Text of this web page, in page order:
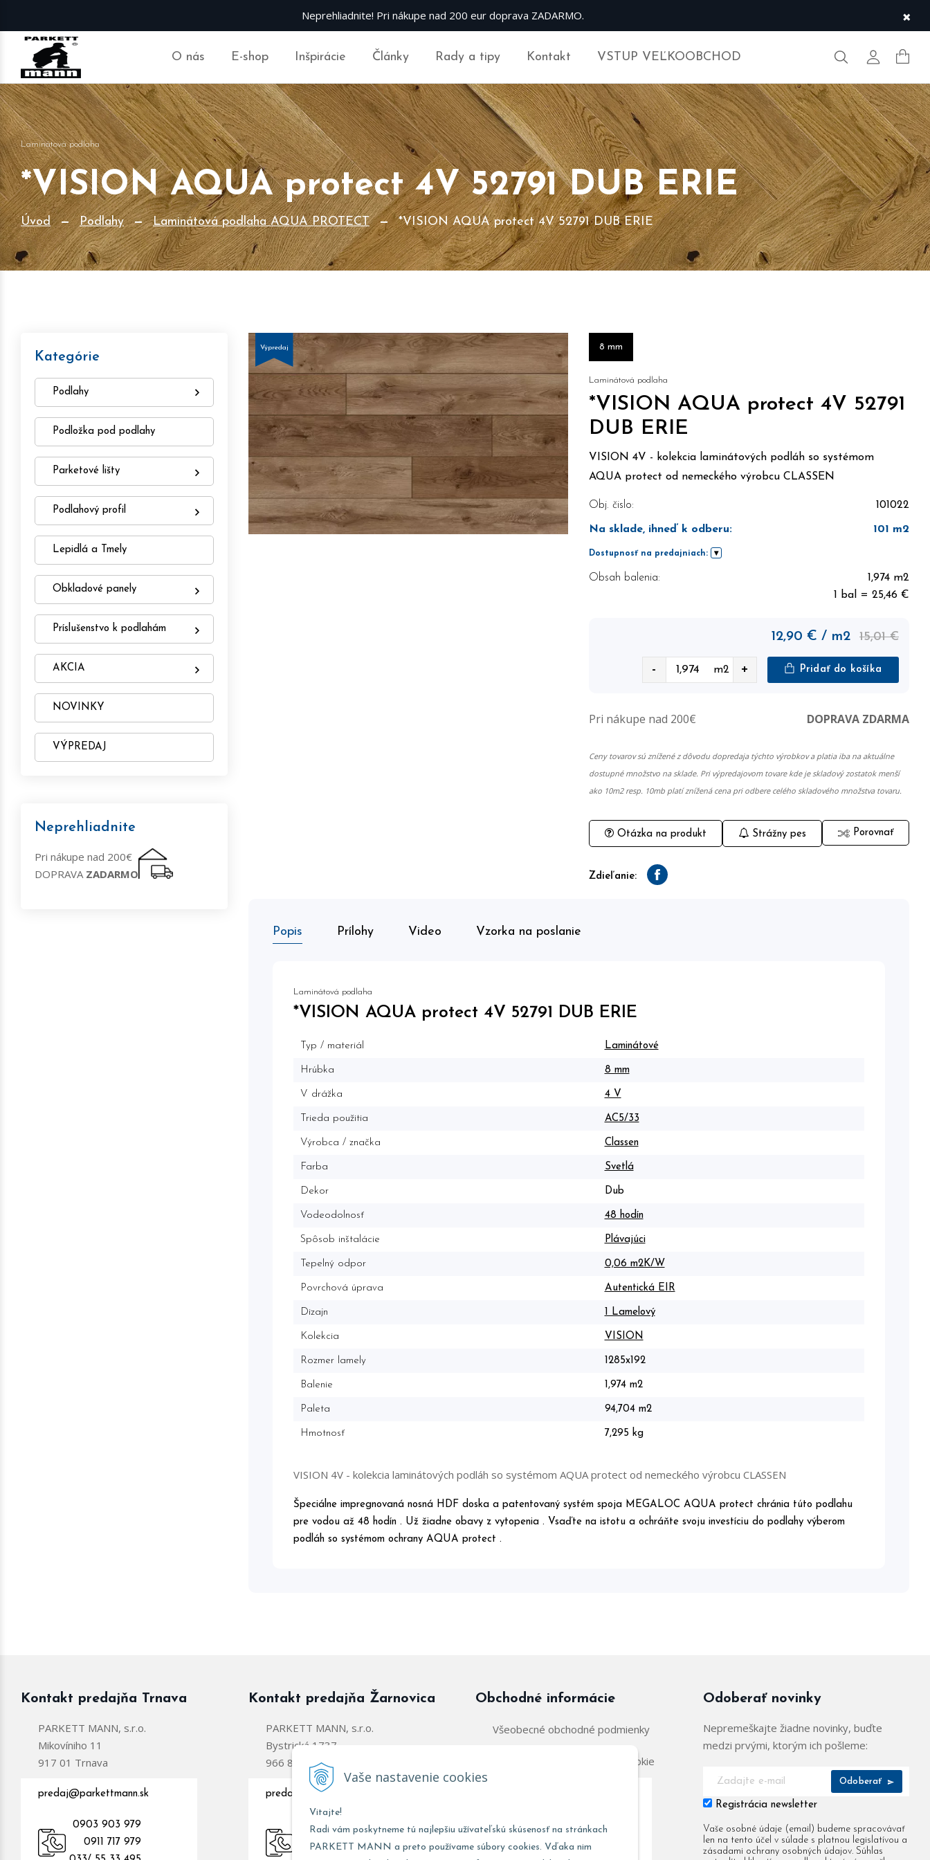
Vaše nastavenie cookies
Vitajte!
Radi vám poskytneme tú najlepšiu užívateľskú skúsenosť na stránkach
PARKETT MANN a preto používame súbory cookies. Vďaka nim
Neprehliadnite! Pri nákupe nad 200 eur doprava ZADARMO. ×
O nás E-shop Inšpirácie Články Rady a tipy Kontakt VSTUP VEĽKOOBCHOD Hľadať Môj účet
Laminátová podlaha
*VISION AQUA protect 4V 52791 DUB ERIE
Úvod Podlahy Laminátová podlaha AQUA PROTECT *VISION AQUA protect 4V 52791 DUB ERIE
Kategórie
Podlahy
Podložka pod podlahy
Parketové lišty
Podlahový profil
Lepidlá a Tmely
Obkladové panely
Príslušenstvo k podlahám
AKCIA
NOVINKY
VÝPREDAJ
Neprehliadnite
Pri nákupe nad 200€
DOPRAVA ZADARMO
Výpredaj 8 mm
Laminátová podlaha
*VISION AQUA protect 4V 52791
DUB ERIE
VISION 4V - kolekcia laminátových podláh so systémom
AQUA protect od nemeckého výrobcu CLASSEN
Obj. čislo: 101022
Na sklade, ihneď k odberu: 101 m2
Dostupnosť na predajniach:
Obsah balenia:
1,974 m2
1 bal = 25,46 €
12,90 € / m2 15,01 €
- m2 + Pridať do košíka
Pri nákupe nad 200€ DOPRAVA ZDARMA
Ceny tovarov sú znížené z dôvodu dopredaja týchto výrobkov a platia iba na aktuálne
dostupné množstvo na sklade. Pri výpredajovom tovare kde je skladový zostatok menší
ako 10m2 resp. 10mb platí znížená cena pri odbere celého skladového množstva tovaru.
Otázka na produkt Strážny pes Porovnať
Zdieľanie: Facebook
Popis Prílohy Video Vzorka na poslanie
Laminátová podlaha
*VISION AQUA protect 4V 52791 DUB ERIE
Typ / materiál Laminátové
Hrúbka 8 mm
V drážka 4 V
Trieda použitia AC5/33
Výrobca / značka Classen
Farba Svetlá
Dekor Dub
Vodeodolnosť 48 hodín
Spôsob inštalácie Plávajúci
Tepelný odpor 0,06 m2K/W
Povrchová úprava Autentická EIR
Dizajn 1 Lamelový
Kolekcia VISION
Rozmer lamely 1285x192
Balenie 1,974 m2
Paleta 94,704 m2
Hmotnosť 7,295 kg
VISION 4V - kolekcia laminátových podláh so systémom AQUA protect od nemeckého výrobcu CLASSEN
Špeciálne impregnovaná nosná HDF doska a patentovaný systém spoja MEGALOC AQUA protect chránia túto podlahu
pre vodou až 48 hodín . Už žiadne obavy z vytopenia . Vsaďte na istotu a ochráňte svoju investíciu do podlahy výberom
podláh so systémom ochrany AQUA protect .
Kontakt predajňa Trnava
PARKETT MANN, s.r.o.
Mikovíniho 11
917 01 Trnava
predaj@parkettmann.sk
0903 903 979
0911 717 979
Kontakt predajňa Žarnovica
PARKETT MANN, s.r.o.
Bystrická 1737
966 81 Žarnovica
predajzc@parkettmann.sk
0911 903 979
0902 907 979
Obchodné informácie
Všeobecné obchodné podmienky
Zásady používania súborov cookie
Stred/Východ:
Západ:
0947 900 904
0903 903 955
Odoberať novinky
Nepremeškajte žiadne novinky, buďte
medzi prvými, ktorým ich pošleme:
Odoberať
Registrácia newsletter
Vaše osobné údaje (email) budeme spracovávať
len na tento účel v súlade s platnou legislatívou a
zásadami ochrany osobných údajov. Súhlas